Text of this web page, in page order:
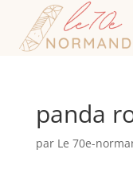
panda
par Le 70e-